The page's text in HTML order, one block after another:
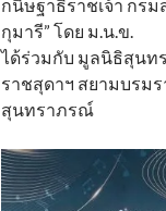
กนิษฐาธิราชเจ้า กร
กุมารี” โดย ม.น.ข.
ได้ร่วมกับ มูลนิธิสุนท
ราชสุดาฯ สยามบรม
สุนทราภรณ์